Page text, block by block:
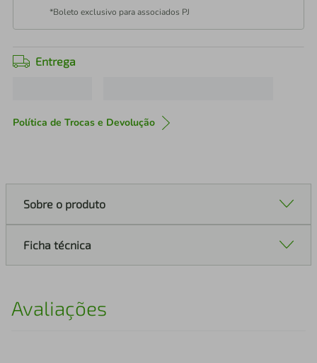
*Boleto exclusivo para associados PJ
Entrega
Política de Trocas e Devolução
Sobre o produto
Ficha técnica
Avaliações